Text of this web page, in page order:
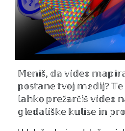
𝕄𝕖𝕟𝕚š, 𝕕𝕒 𝕧𝕚𝕕𝕖𝕠
𝕡𝕠𝕤𝕥𝕒𝕟𝕖 𝕥𝕧𝕠𝕛 𝕞𝕖𝕕𝕚𝕛?
𝕝𝕒𝕙𝕜𝕠 𝕡𝕣𝕖ž𝕒𝕣č𝕚š 𝕧𝕚𝕕𝕖𝕠
𝕘𝕝𝕖𝕕𝕒𝕝𝕚š𝕜𝕖 𝕜𝕦𝕝𝕚𝕤𝕖 𝕚𝕟